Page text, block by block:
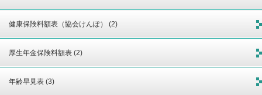
健康保険料額表（協会けんぽ） (2)
厚生年金保険料額表 (2)
年齢早見表 (3)